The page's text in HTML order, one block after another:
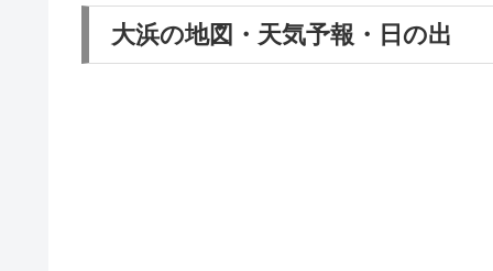
大浜の地図・天気予報・日の出